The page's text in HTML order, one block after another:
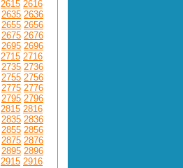
2615 2616
2635 2636
2655 2656
2675 2676
2695 2696
2715 2716
2735 2736
2755 2756
2775 2776
2795 2796
2815 2816
2835 2836
2855 2856
2875 2876
2895 2896
2915 2916